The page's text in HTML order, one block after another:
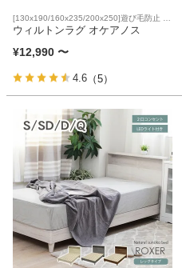
[130x190/160x235/200x250]遊び毛防止 床
暖房対応
ウィルトンラグ オケアノス
¥12,990 〜
4.6 （5）